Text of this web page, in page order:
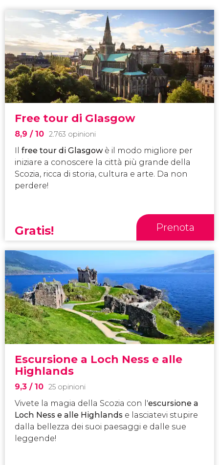
Free tour di Glasgow
8,9 / 10 2.763 opinioni
free tour di Glasgow è il modo migliore per
iniziare a conoscere la città più grande della
Scozia, ricca di storia, cultura e arte. Da non
perdere!
Gratis! Prenota
Escursione a Loch Ness e alle
Highlands
9,3 / 10 25 opinioni
Vivete la magia della Scozia con l'escursione a
Loch Ness e alle Highlands e lasciatevi stupire
dalla bellezza dei suoi paesaggi e dalle sue
leggende!